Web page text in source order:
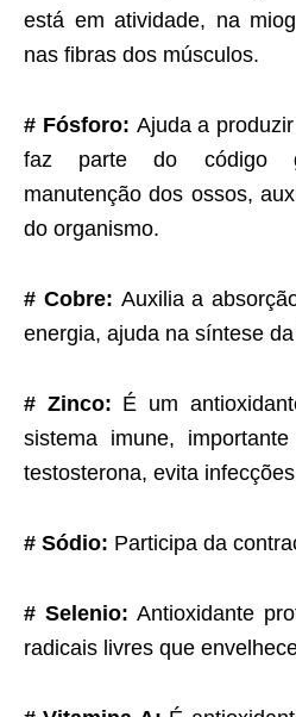
está em atividade, na
nas fibras dos músculos.
# Fósforo: Ajuda a
faz parte do código
manutenção dos ossos,
do organismo.
# Cobre: Auxilia a
energia, ajuda na síntese
# Zinco: É um
sistema imune,
testosterona, evita
# Sódio: Participa da
# Selenio: Antioxidante
radicais livres que